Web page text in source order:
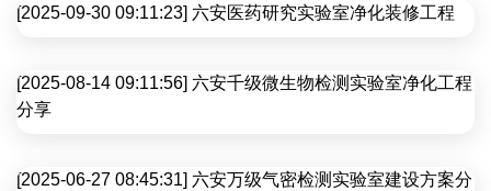
[2025-09-30 09:11:23] 六安医药研究实验室净化装修工程
[2025-08-14 09:11:56] 六安千级微生物检测实验室净化工程
分享
[2025-06-27 08:45:31] 六安万级气密检测实验室建设方案分